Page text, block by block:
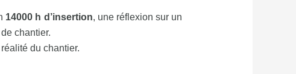
14000 h d’insertion, une réflexion sur un
chantier.
du chantier.